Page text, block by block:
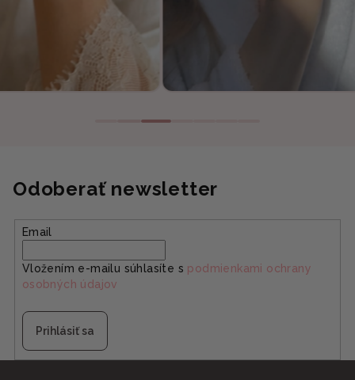
Odoberať newsletter
Email
Vložením e-mailu súhlasíte s podmienkami ochrany
osobných údajov
Prihlásiť sa